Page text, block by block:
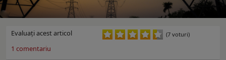
Evaluaţi acest articol (7 voturi)
1 comentariu